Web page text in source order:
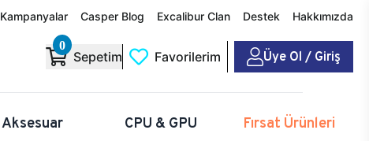
Kampanyalar Casper Blog Excalibur Clan Destek Hakkımızda
0
Sepetim Favorilerim Üye Ol / Giriş
Aksesuar CPU & GPU Fırsat Ürünleri